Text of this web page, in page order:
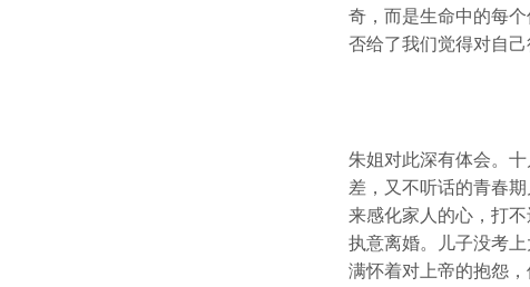
奇，而是生命中的每
否给了我们觉得对自己
朱姐对此深有体会。
差，又不听话的青春
来感化家人的心，打
执意离婚。儿子没考
满怀着对上帝的抱怨